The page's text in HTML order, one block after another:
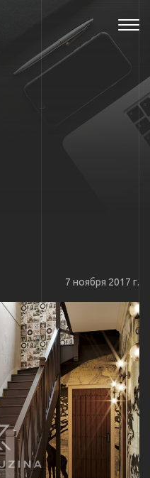
7 ноября 2017 г.